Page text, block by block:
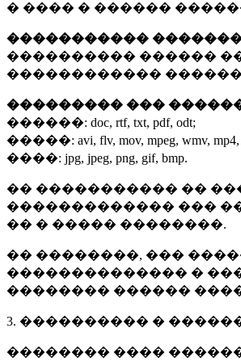
� ���� � ������
�����������
���������� ������
������������
��������� ���
������: doc, rtf, txt, pdf, odt;
�����: avi, flv, mov, mpeg, wmv, mp4,
����: jpg, jpeg, png, gif, bmp.
�� ����������� ��
������������� ���
�� � ����� ��������.
�� ��������, ���
�������������� �
�������� ������
3. ���������� �
�������� ����